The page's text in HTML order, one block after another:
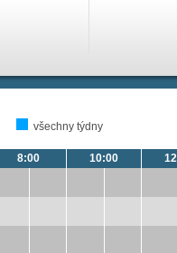
všechny týdny
8:00 10:00